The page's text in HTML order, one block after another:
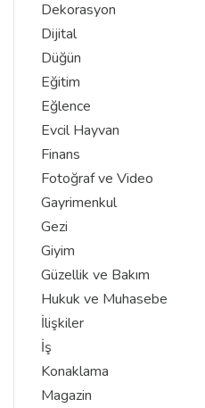
Dekorasyon
Dijital
Düğün
Eğitim
Eğlence
Evcil Hayvan
Finans
Fotoğraf ve Video
Gayrimenkul
Gezi
Giyim
Güzellik ve Bakım
Hukuk ve Muhasebe
İlişkiler
İş
Konaklama
Magazin